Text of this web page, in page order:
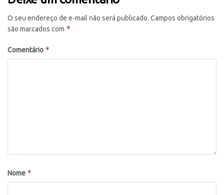
O seu endereço de e-mail não será publicado. Campos obrigatórios
são marcados com *
Comentário *
Nome *